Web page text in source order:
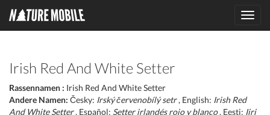
Irish Red And White Setter
Rassennamen : Irish Red And White Setter
Andere Namen: Česky: Irský červenobílý setr, English: Irish Red
And White Setter, Español: Setter irlandés rojo y blanco, Eesti: Iiri